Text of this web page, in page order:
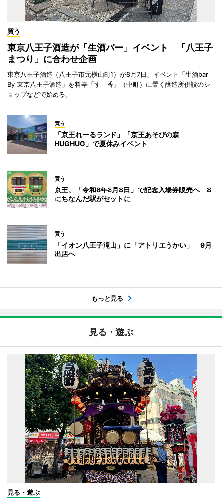
買う
東京八王子酒造が「生酒バー」イベント 「八王子
まつり」に合わせ企画
東京八王子酒造（八王子市元横山町1）が8月7日、イベント「生酒bar
By 東京八王子酒造」を料亭「すゞ香」（中町）に置く醸造所併設のシ
ョップなどで始める。
買う
「京王れーるランド」「京王あそびの森
HUGHUG」で夏休みイベント
買う
京王、「令和8年8月8日」で記念入場券販売へ 8
にちなんだ駅がセットに
買う
「イオン八王子滝山」に「アトリエうかい」 9月
出店へ
もっと見る
見る・遊ぶ
見る・遊ぶ